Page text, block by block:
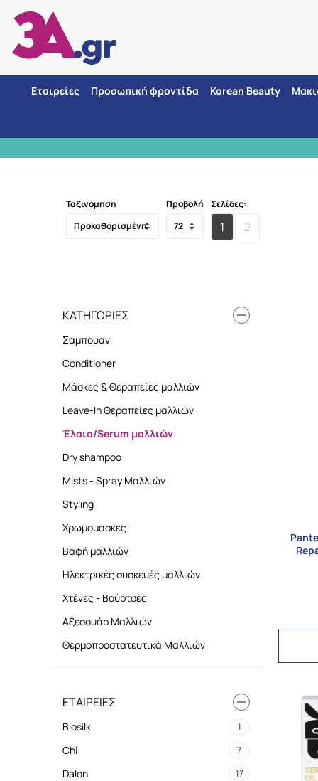
Εταιρείες Προσωπική φροντίδα Korean Beauty
Ταξινόμηση Προβολή Σελίδες:
1 2
ΚΑΤΗΓΟΡΊΕΣ
Σαμπουάν
Conditioner
Μάσκες & Θεραπείες μαλλιών
Leave-In Θεραπείες μαλλιών
Έλαια/Serum μαλλιών
Dry shampoo
Mists - Spray Μαλλιών
Styling
Χρωμομάσκες
Βαφή μαλλιών
Ηλεκτρικές συσκευές μαλλιών
Χτένες - Βούρτσες
Αξεσουάρ Μαλλιών
Θερμοπροστατευτικά Μαλλιών
ΕΤΑΙΡΕΊΕΣ
Biosilk 1
Chi 7
Dalon 17